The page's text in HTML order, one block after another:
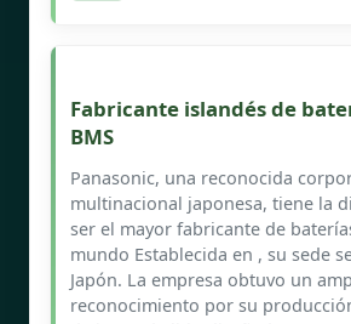
Fabricante islandés de
BMS
Panasonic, una reconocida
multinacional japonesa, tiene la
ser el mayor fabricante de
mundo Establecida en , su sede
Japón. La empresa obtuvo un
reconocimiento por su